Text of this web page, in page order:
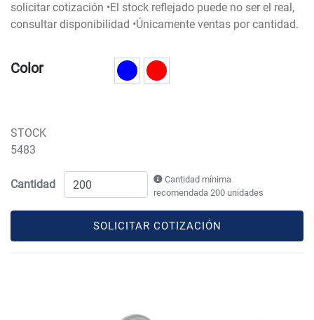
solicitar cotización •El stock reflejado puede no ser el real,
consultar disponibilidad •Únicamente ventas por cantidad.
Color
STOCK
5483
Cantidad
Cantidad mínima
recomendada 200 unidades
SOLICITAR COTIZACIÓN